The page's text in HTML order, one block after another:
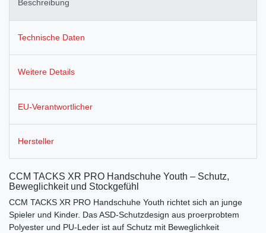
Beschreibung
Technische Daten
Weitere Details
EU-Verantwortlicher
Hersteller
CCM TACKS XR PRO Handschuhe Youth – Schutz,
Beweglichkeit und Stockgefühl
CCM TACKS XR PRO Handschuhe Youth richtet sich an junge
Spieler und Kinder. Das ASD‑Schutzdesign aus proerprobtem
Polyester und PU‑Leder ist auf Schutz mit Beweglichkeit